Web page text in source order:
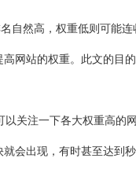
然高，权重低则可能连
网站的权重。此文的目
关注一下各大权重高的
会出现，有时甚至达到